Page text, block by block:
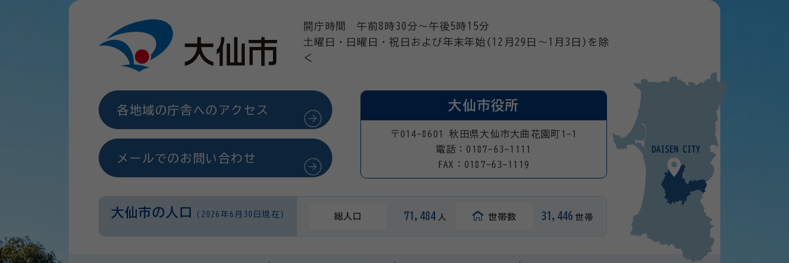
開庁時間 午前8時30分～午後5時15分
土曜日・日曜日・祝日および年末年始(12月29日～1月3日)を除
く
各地域の庁舎へのアクセス
メールでのお問い合わせ
大仙市役所
〒014-8601 秋田県大仙市大曲花園町1-1
電話：0187-63-1111
FAX：0187-63-1119
大仙市の人口 (2026年6月30日現在) 総人口 71,484 人 世帯数 31,446 世帯